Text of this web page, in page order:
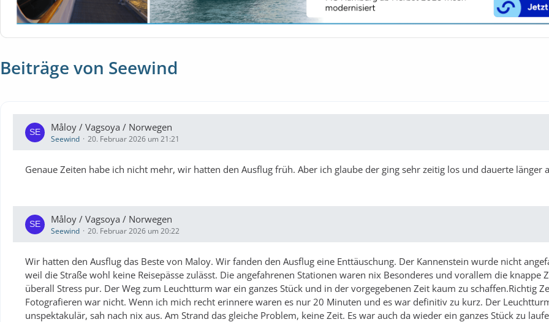
Beiträge von Seewind
Måloy / Vagsoya / Norwegen
Seewind 20. Februar 2026 um 21:21
Genaue Zeiten habe ich nicht mehr, wir hatten den Ausflug früh. Aber ich glaube der ging sehr zeitig los und dauerte länger
Måloy / Vagsoya / Norwegen
Seewind 20. Februar 2026 um 20:22
Wir hatten den Ausflug das Beste von Maloy. Wir fanden den Ausflug eine Enttäuschung. Der Kannenstein wurde nicht
weil die Straße wohl keine Reisepässe zulässt. Die angefahrenen Stationen waren nix Besonderes und vorallem die knappe
überall Stress pur. Der Weg zum Leuchtturm war ein ganzes Stück und in der vorgegebenen Zeit kaum zu schaffen.Richtig
Fotografieren war nicht. Wenn ich mich recht erinnere waren es nur 20 Minuten und es war definitiv zu kurz. Der
unspektakulär, sah nach nix aus. Am Strand das gleiche Problem, keine Zeit. Es war auch da wieder ein ganzes Stück zu